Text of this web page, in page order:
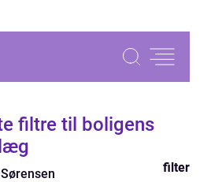
filtre til boligens
filter